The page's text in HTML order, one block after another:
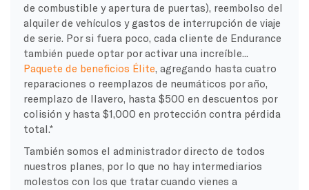
de combustible y apertura de puertas), reembolso del
alquiler de vehículos y gastos de interrupción de viaje
de serie. Por si fuera poco, cada cliente de Endurance
también puede optar por activar una increíble...
Paquete de beneficios Élite , agregando hasta cuatro
reparaciones o reemplazos de neumáticos por año,
reemplazo de llavero, hasta $500 en descuentos por
colisión y hasta $1,000 en protección contra pérdida
total.*
También somos el administrador directo de todos
nuestros planes, por lo que no hay intermediarios
molestos con los que tratar cuando vienes a